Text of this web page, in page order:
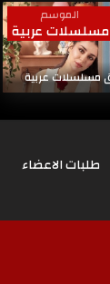
الموسم
مسلسلات عربية
عربية
طلبات الاعضاء